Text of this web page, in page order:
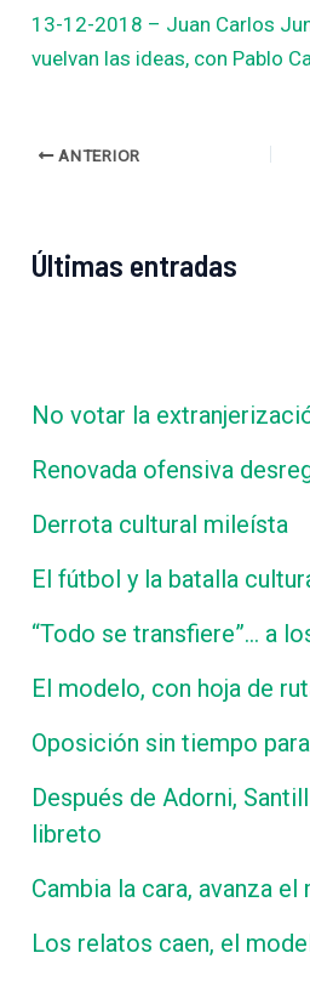
13-12-2018 – Juan Carlos
vuelvan las ideas, con Pablo
ANTERIOR
Últimas entradas
No votar la
Renovada ofensiva
Derrota cultural mileísta
El fútbol y la batalla
“Todo se transfiere”… a
El modelo, con hoja de
Oposición sin tiempo
Después de Adorni,
libreto
Cambia la cara, avanza el
Los relatos caen, el